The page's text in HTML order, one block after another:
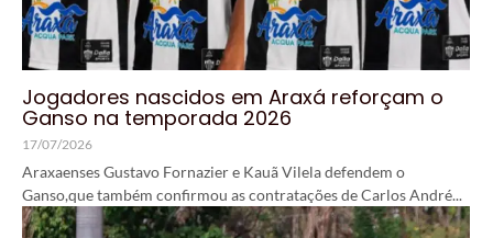
Jogadores nascidos em Araxá reforçam o
Ganso na temporada 2026
17/07/2026
Araxaenses Gustavo Fornazier e Kauã Vilela defendem o
Ganso,que também confirmou as contratações de Carlos André...